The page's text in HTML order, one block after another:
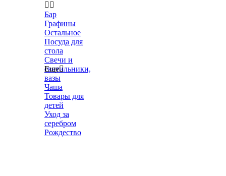
 
Бар
Графины
Остальное
Посуда для
стола
Свечи и
светильники,
вазы
Чаша
Товары для
детей
Уход за
серебром
Рождество
Еще